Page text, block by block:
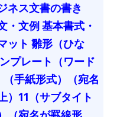
ネス文書の書き
・文例 基本書式・
ット 雛形（ひな
プレート（ワード
手紙形式）（宛名
）11（サブタイト